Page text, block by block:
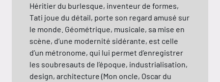
du burlesque, inventeur de formes,
du détail, porte son regard amusé sur
Géométrique, musicale, sa mise en
d’une modernité sidérante, est celle
métronome, qui lui permet d’enregistrer
de l’époque, industrialisation,
architecture (Mon oncle, Oscar du
quarteron
(de Hara